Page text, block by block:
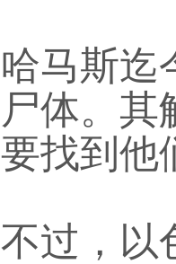
哈马斯迄
尸体。其
要找到他
不过，以